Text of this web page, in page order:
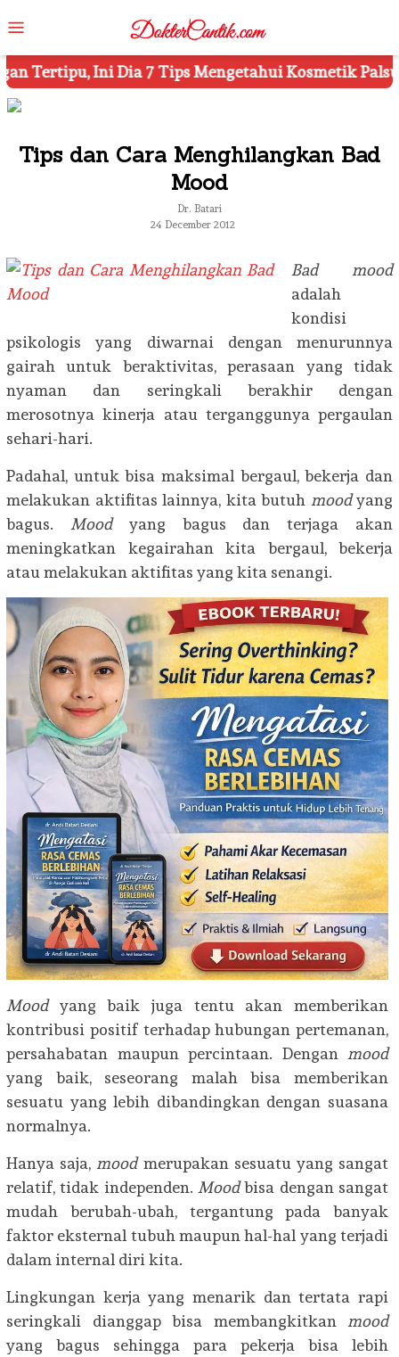
to
contentMenu
Kosmetik Palsu Ketahui 8 Simbol
Tips dan Cara Menghilangkan Bad
Mood
Dr. Batari
24 December 2012
Bad mood
adalah
kondisi
psikologis yang diwarnai dengan menurunnya
gairah untuk beraktivitas, perasaan yang tidak
nyaman dan seringkali berakhir dengan
merosotnya kinerja atau terganggunya pergaulan
sehari-hari.
Padahal, untuk bisa maksimal bergaul, bekerja dan
melakukan aktifitas lainnya, kita butuh moodyang
bagus.
Moodyang bagus dan terjaga akan
meningkatkan kegairahan kita bergaul, bekerja
atau melakukan aktifitas yang kita senangi.
Moodyang baik juga tentu akan memberikan
kontribusi positif terhadap hubungan pertemanan,
persahabatan maupun percintaan. Dengan mood
yang baik, seseorang malah bisa memberikan
sesuatu yang lebih dibandingkan dengan suasana
normalnya.
Hanya saja, moodmerupakan sesuatu yang sangat
relatif, tidak independen. Moodbisa dengan sangat
mudah berubah-ubah, tergantung pada banyak
faktor eksternal tubuh maupun hal-hal yang terjadi
dalam internal diri kita.
Lingkungan kerja yang menarik dan tertata rapi
seringkali dianggap bisa membangkitkan mood
yang bagus sehingga para pekerja bisa lebih